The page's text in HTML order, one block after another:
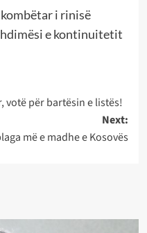
i rinisë
e kontinuitetit
votë për bartësin e listës!
Next:
më e madhe e Kosovës